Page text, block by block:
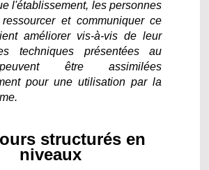
l'établissement, les personnes
et communiquer ce
améliorer vis-à-vis de leur
techniques présentées au
être assimilées
pour une utilisation par la
structurés en
niveaux